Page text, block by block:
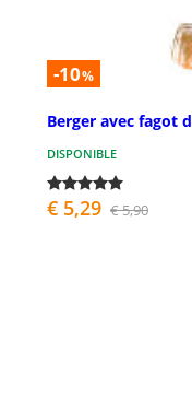
-10%
Berger avec fagot
DISPONIBLE
€ 5,29 € 5,90